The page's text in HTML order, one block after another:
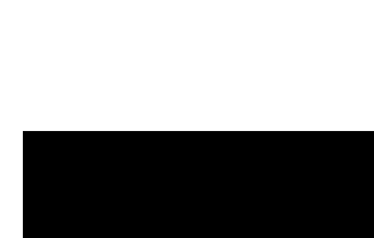
Reproductor